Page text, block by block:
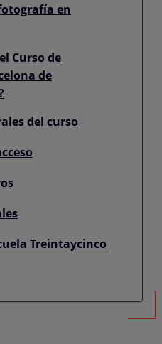
en
Curso de
de
del curso
Treintaycinco